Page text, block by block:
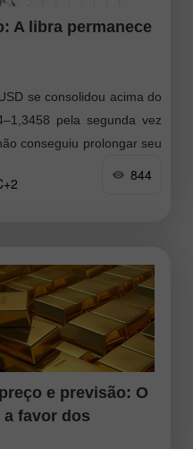
A libra permanece
se consolidou acima do
pela segunda vez
conseguiu prolongar seu
844
e previsão: O
favor dos